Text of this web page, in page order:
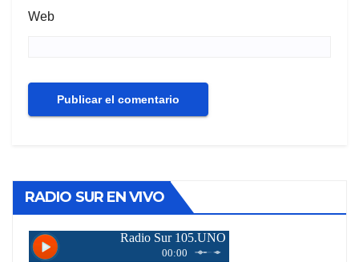
Web
RADIO SUR EN VIVO